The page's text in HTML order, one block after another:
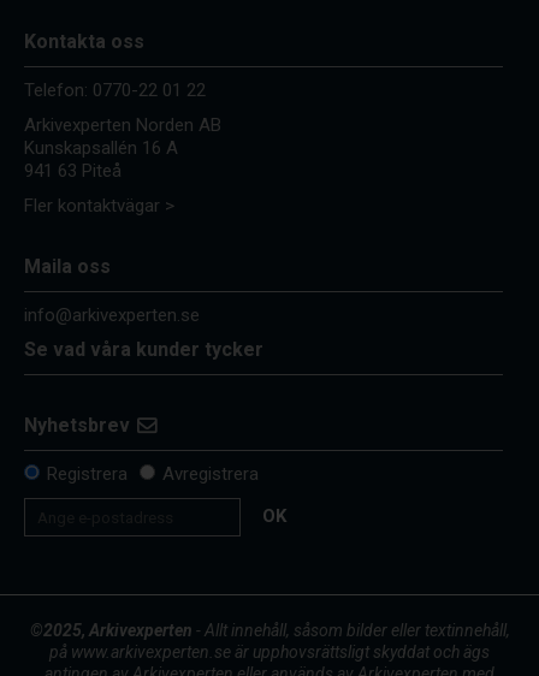
Kontakta oss
Telefon: 0770-22 01 22
Arkivexperten Norden AB
Kunskapsallén 16 A
941 63 Piteå
Fler kontaktvägar >
Maila oss
info@arkivexperten.se
Se vad våra kunder tycker
Nyhetsbrev
Registrera
Avregistrera
OK
©2025, Arkivexperten - Allt innehåll, såsom bilder eller textinnehåll,
på www.arkivexperten.se är upphovsrättsligt skyddat och ägs